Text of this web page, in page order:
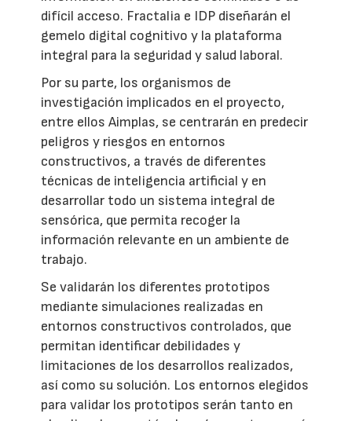
difícil acceso. Fractalia e IDP diseñarán el
gemelo digital cognitivo y la plataforma
integral para la seguridad y salud laboral.
Por su parte, los organismos de
investigación implicados en el proyecto,
entre ellos Aimplas, se centrarán en predecir
peligros y riesgos en entornos
constructivos, a través de diferentes
técnicas de inteligencia artificial y en
desarrollar todo un sistema integral de
sensórica, que permita recoger la
información relevante en un ambiente de
trabajo.
Se validarán los diferentes prototipos
mediante simulaciones realizadas en
entornos constructivos controlados, que
permitan identificar debilidades y
limitaciones de los desarrollos realizados,
así como su solución. Los entornos elegidos
para validar los prototipos serán tanto en